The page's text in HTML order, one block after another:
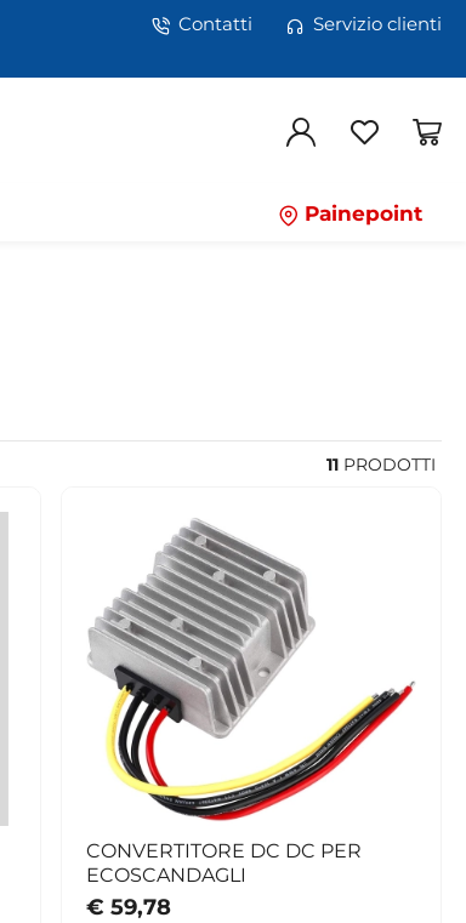
Contatti Servizio clienti
Painepoint
11 PRODOTTI
CONVERTITORE DC DC PER
ECOSCANDAGLI
€ 59,78